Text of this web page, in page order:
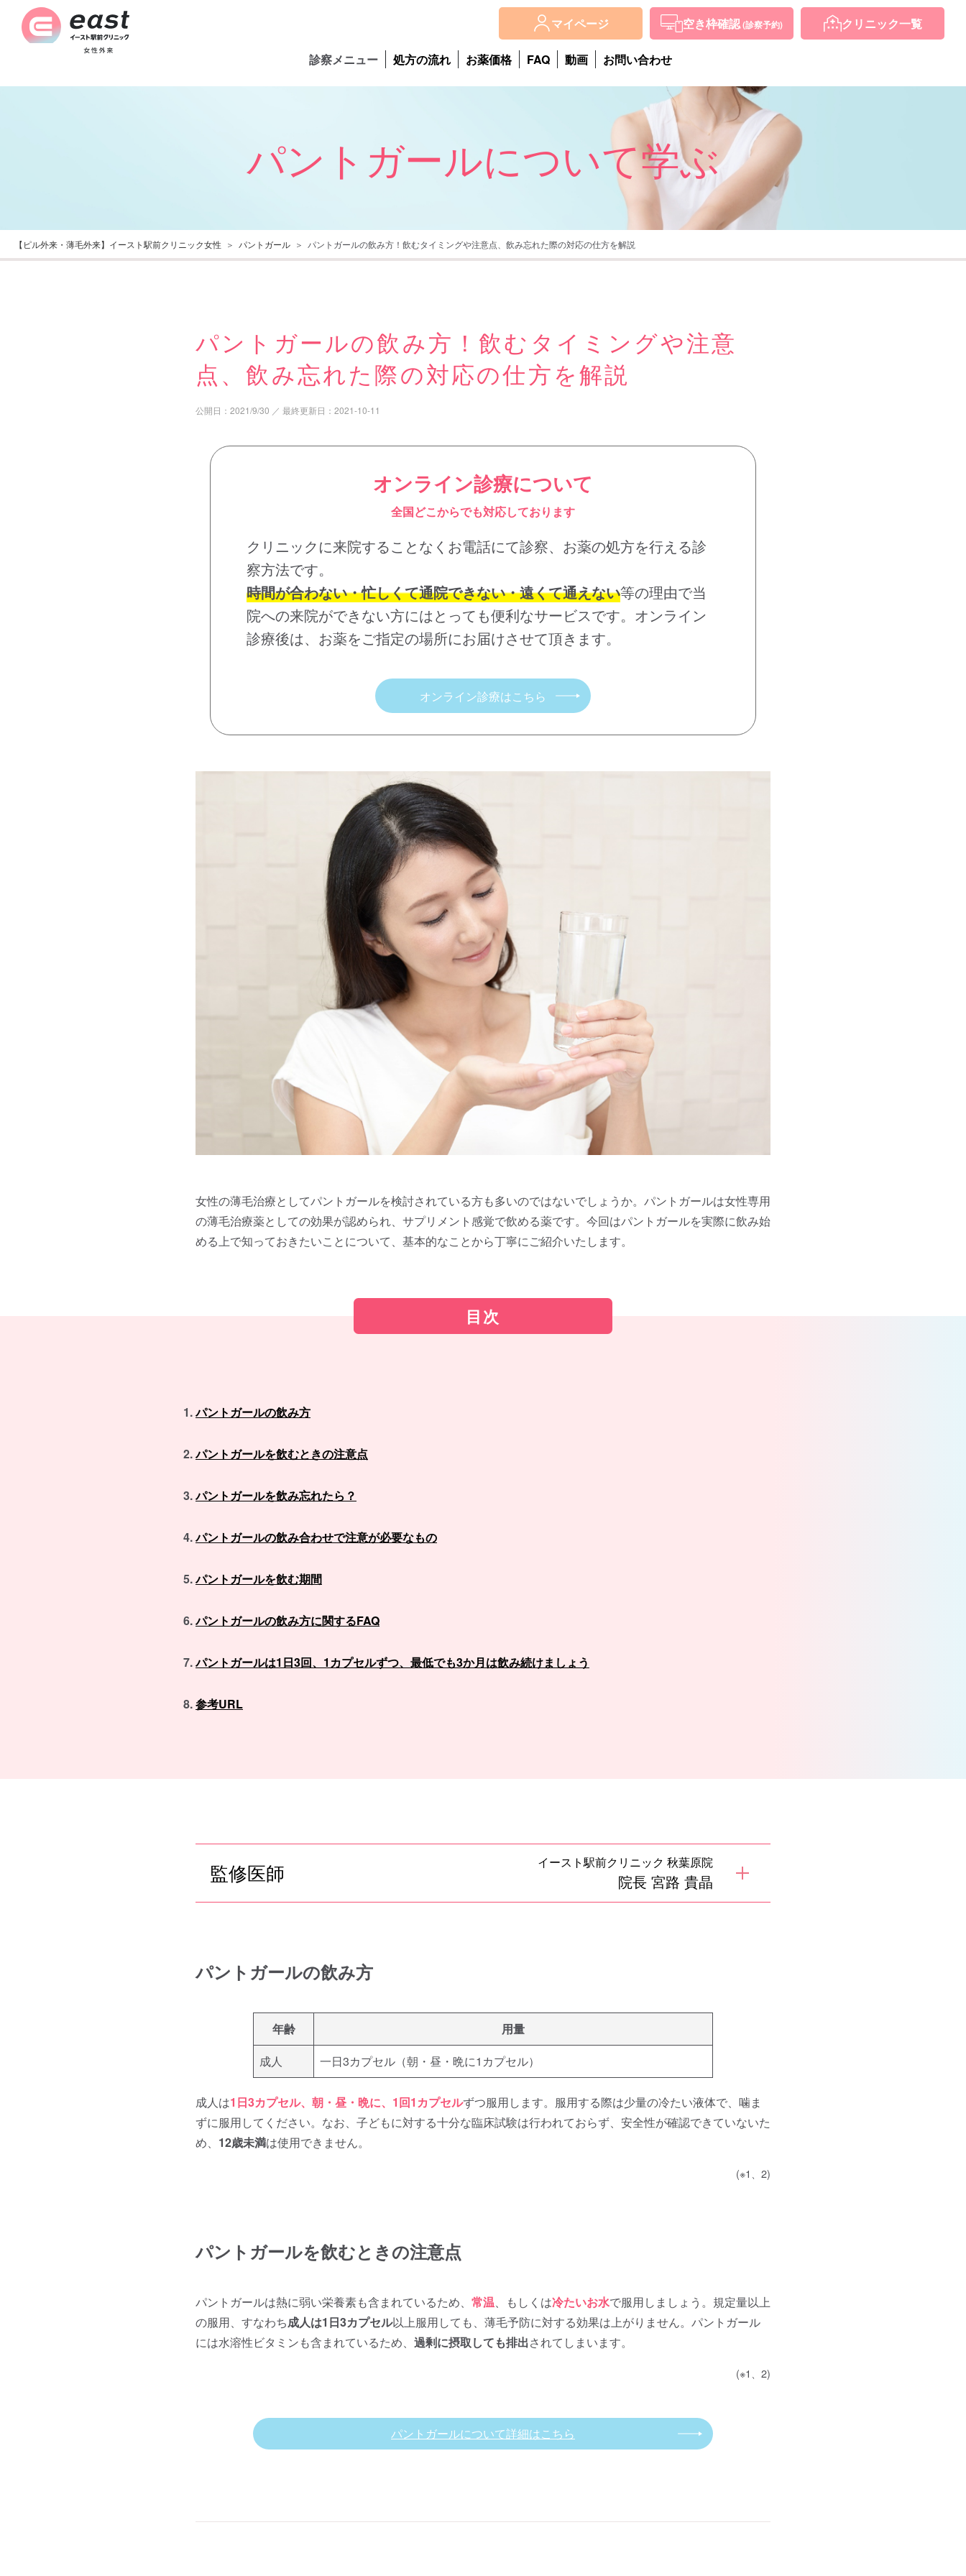
マイページ 空き枠確認(診察予約) クリニック一覧
診察メニュー 処方の流れ お薬価格 FAQ 動画 お問い合わせ
パントガールについて学ぶ
【ピル外来・薄毛外来】イースト駅前クリニック女性 パントガール パントガールの飲み方！飲むタイミングや注意点、飲み忘れた際の対応の仕方を解説
パントガールの飲み方！飲むタイミングや注意
点、飲み忘れた際の対応の仕方を解説
公開日： 2021/9/30 ／ 最終更新日： 2021-10-11
オンライン診療について
全国どこからでも対応しております
クリニックに来院することなくお電話にて診察、お薬の処方を行える診
察方法です。
時間が合わない・忙しくて通院できない・遠くて通えない等の理由で当
院への来院ができない方にはとっても便利なサービスです。オンライン
診療後は、お薬をご指定の場所にお届けさせて頂きます。
オンライン診療はこちら
女性の薄毛治療としてパントガールを検討されている方も多いのではないでしょうか。パントガールは女性専用
の薄毛治療薬としての効果が認められ、サプリメント感覚で飲める薬です。今回はパントガールを実際に飲み始
める上で知っておきたいことについて、基本的なことから丁寧にご紹介いたします。
目次
パントガールの飲み方
パントガールを飲むときの注意点
パントガールを飲み忘れたら？
パントガールの飲み合わせで注意が必要なもの
パントガールを飲む期間
パントガールの飲み方に関するFAQ
パントガールは1日3回、1カプセルずつ、最低でも3か月は飲み続けましょう
参考URL
監修医師 イースト駅前クリニック 秋葉原院
院長 宮路 貴晶
パントガールの飲み方
年齢
用量
成人
一日3カプセル（朝・昼・晩に1カプセル）
成人は1日3カプセル、朝・昼・晩に、1回1カプセルずつ服用します。服用する際は少量の冷たい液体で、噛ま
ずに服用してください。なお、子どもに対する十分な臨床試験は行われておらず、安全性が確認できていないた
め、 12歳未満は使用できません。
(※1、2)
パントガールを飲むときの注意点
パントガールは熱に弱い栄養素も含まれているため、 常温、もしくは冷たいお水で服用しましょう。規定量以上
の服用、すなわち成人は1日3カプセル以上服用しても、薄毛予防に対する効果は上がりません。パントガール
には水溶性ビタミンも含まれているため、 過剰に摂取しても排出されてしまいます。
(※1、2)
パントガールについて詳細はこちら